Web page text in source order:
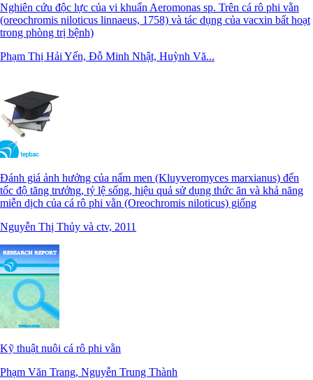
Nghiên cứu độc lực của vi khuẩn Aeromonas sp. Trên cá rô phi vằn
(oreochromis niloticus linnaeus, 1758) và tác dụng của vacxin bất hoạt
trong phòng trị bệnh)
Phạm Thị Hải Yến, Đỗ Minh Nhật, Huỳnh Vă...
Đánh giá ảnh hưởng của nấm men (Kluyveromyces marxianus) đến
tốc độ tăng trưởng, tỷ lệ sống, hiệu quả sử dụng thức ăn và khả năng
miễn dịch của cá rô phi vằn (Oreochromis niloticus) giống
Nguyễn Thị Thủy và ctv, 2011
Kỹ thuật nuôi cá rô phi vằn
Phạm Văn Trang, Nguyễn Trung Thành